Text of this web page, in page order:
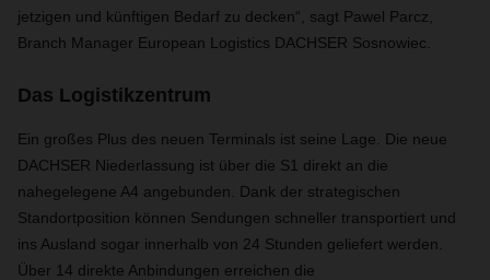
jetzigen und künftigen Bedarf zu decken“, sagt Pawel Parcz,
Branch Manager European Logistics DACHSER Sosnowiec.
Das Logistikzentrum
Ein großes Plus des neuen Terminals ist seine Lage. Die neue
DACHSER Niederlassung ist über die S1 direkt an die
nahegelegene A4 angebunden. Dank der strategischen
Standortposition können Sendungen schneller transportiert und
ins Ausland sogar innerhalb von 24 Stunden geliefert werden.
Über 14 direkte Anbindungen erreichen die